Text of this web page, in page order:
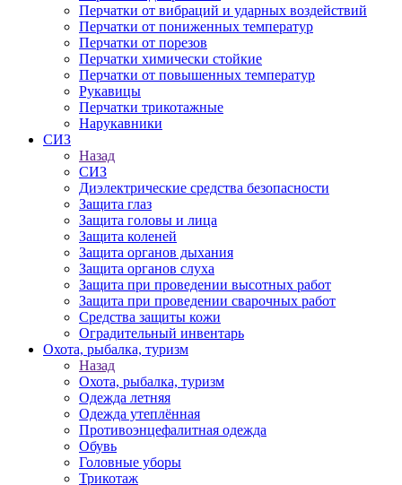
Перчатки от вибраций и ударных воздействий
Перчатки от пониженных температур
Перчатки от порезов
Перчатки химически стойкие
Перчатки от повышенных температур
Рукавицы
Перчатки трикотажные
Нарукавники
СИЗ
Назад
СИЗ
Диэлектрические средства безопасности
Защита глаз
Защита головы и лица
Защита коленей
Защита органов дыхания
Защита органов слуха
Защита при проведении высотных работ
Защита при проведении сварочных работ
Средства защиты кожи
Оградительный инвентарь
Охота, рыбалка, туризм
Назад
Охота, рыбалка, туризм
Одежда летняя
Одежда утеплённая
Противоэнцефалитная одежда
Обувь
Головные уборы
Трикотаж